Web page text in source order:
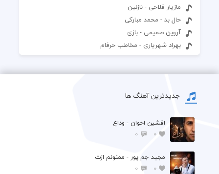
مازیار فلاحی - نازنین
حال بد - محمد مبارکی
آروین صمیمی - بازی
بهراد شهریاری - مخاطب حرفام
جدیدترین آهنگ ها
افشين اخوان - وداع
0
0
مجید جم پور - ممنونم ازت
0
0